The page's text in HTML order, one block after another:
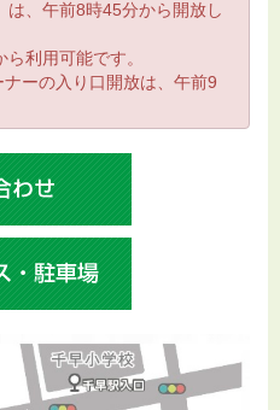
、午前8時45分から開放し
利用可能です。
ーの入り口開放は、午前9